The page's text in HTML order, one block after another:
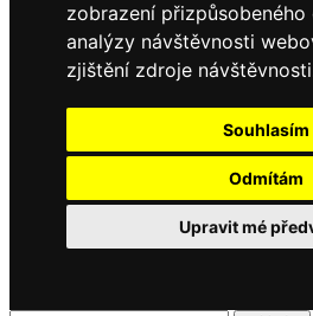
zobrazení přizpůsobeného
analýzy návštěvnosti
zjištění zdroje
Souhlasím
Odmítám
Upravit mé